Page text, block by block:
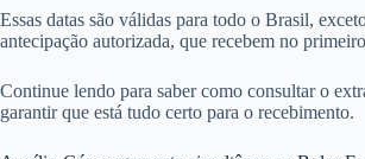
Essas datas são válidas para todo o Brasil,
antecipação autorizada, que recebem no
Continue lendo para saber como consultar o
garantir que está tudo certo para o recebimento.